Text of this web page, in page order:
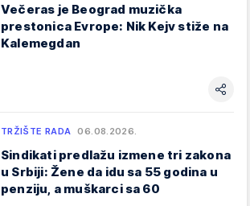
Večeras je Beograd muzička
prestonica Evrope: Nik Kejv stiže na
Kalemegdan
TRŽIŠTE RADA 06.08.2026.
Sindikati predlažu izmene tri zakona
u Srbiji: Žene da idu sa 55 godina u
penziju, a muškarci sa 60